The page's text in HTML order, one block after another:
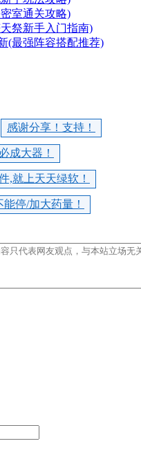
室通关攻略)
祭新手入门指南)
(最强阵容搭配推荐)
感谢分享！支持！
成大器！
,就上天天绿软！
能停/加大药量！